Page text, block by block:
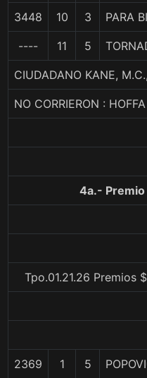
3448 10 3 PARA
---- 11 5
CIUDADANO KANE,
NO CORRIERON : HOFFA
4a.- Premio
Tpo.01.21.26
2369 1 5